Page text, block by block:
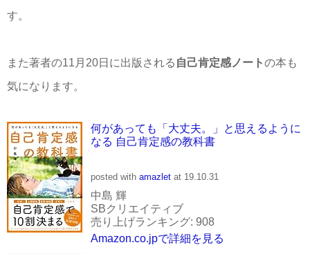
す。
また著者の11月20日に出版される 自己肯定感ノートの本も
気になります。
何があっても「大丈夫。」と思えるように
なる 自己肯定感の教科書
posted with amazlet at 19.10.31
中島 輝
SBクリエイティブ
売り上げランキング: 908
Amazon.co.jpで詳細を見る